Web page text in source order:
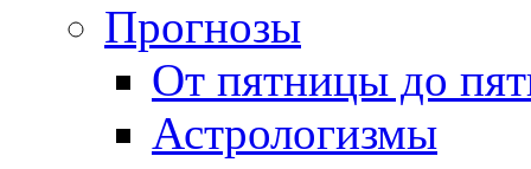
Прогнозы
От пятницы до
Астрологизмы